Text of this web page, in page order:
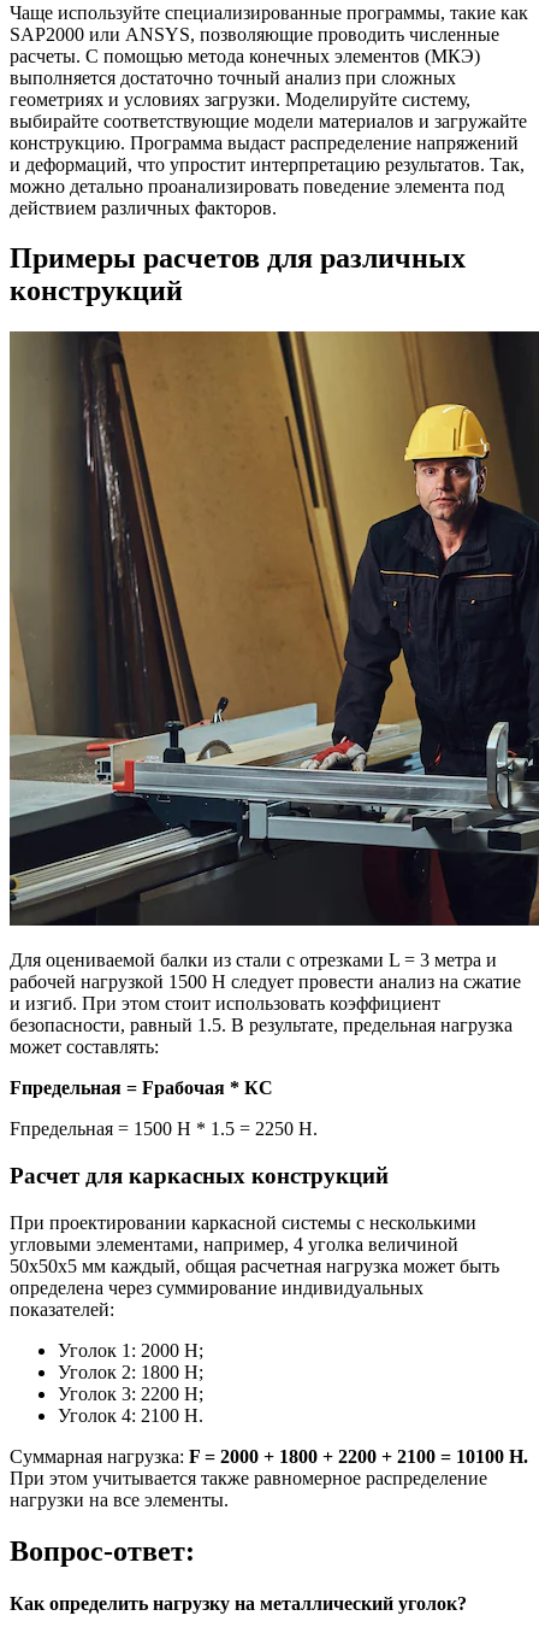
Чаще используйте специализированные программы, такие как
SAP2000 или ANSYS, позволяющие проводить численные
расчеты. С помощью метода конечных элементов (МКЭ)
выполняется достаточно точный анализ при сложных
геометриях и условиях загрузки. Моделируйте систему,
выбирайте соответствующие модели материалов и загружайте
конструкцию. Программа выдаст распределение напряжений
и деформаций, что упростит интерпретацию результатов. Так,
можно детально проанализировать поведение элемента под
действием различных факторов.
Примеры расчетов для различных
конструкций
Для оцениваемой балки из стали с отрезками L = 3 метра и
рабочей нагрузкой 1500 Н следует провести анализ на сжатие
и изгиб. При этом стоит использовать коэффициент
безопасности, равный 1.5. В результате, предельная нагрузка
может составлять:
Fпредельная = Fрабочая * КС
Fпредельная = 1500 Н * 1.5 = 2250 Н.
Расчет для каркасных конструкций
При проектировании каркасной системы с несколькими
угловыми элементами, например, 4 уголка величиной
50x50x5 мм каждый, общая расчетная нагрузка может быть
определена через суммирование индивидуальных
показателей:
Уголок 1: 2000 Н;
Уголок 2: 1800 Н;
Уголок 3: 2200 Н;
Уголок 4: 2100 Н.
Суммарная нагрузка: F = 2000 + 1800 + 2200 + 2100 = 10100 Н.
При этом учитывается также равномерное распределение
нагрузки на все элементы.
Вопрос-ответ:
Как определить нагрузку на металлический уголок?